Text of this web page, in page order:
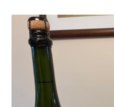
Sobre Nosotros